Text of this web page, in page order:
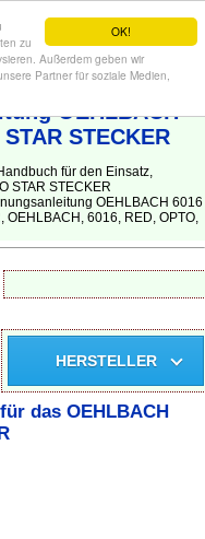
OK!
zu
Außerdem geben wir
Partner für soziale Medien,
deutsche Anleitung!
OEHLBACH
STECKER
für den Einsatz,
STAR STECKER
OEHLBACH 6016
OEHLBACH, 6016, RED, OPTO,
HERSTELLER
das OEHLBACH